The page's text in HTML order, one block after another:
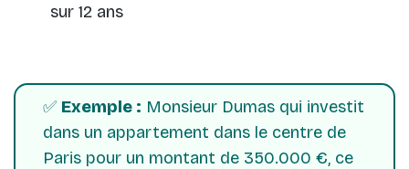
sur 12 ans
✅ Exemple : Monsieur Dumas qui investit
dans un appartement dans le centre de
Paris pour un montant de 350.000 €, ce